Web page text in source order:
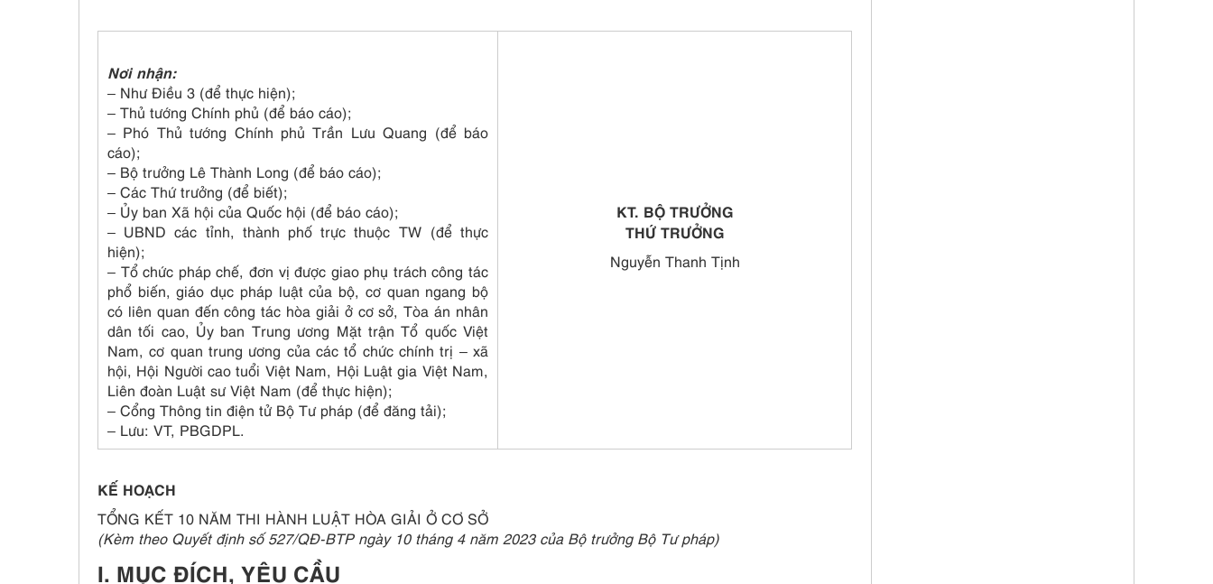
Nơi nhận:
– Như Điều 3 (để thực hiện);
– Thủ tướng Chính phủ (để báo cáo);
– Phó Thủ tướng Chính phủ Trần Lưu Quang (để báo
cáo);
– Bộ trưởng Lê Thành Long (để báo cáo);
– Các Thứ trưởng (để biết);
– Ủy ban Xã hội của Quốc hội (để báo cáo);
– UBND các tỉnh, thành phố trực thuộc TW (để thực
hiện);
– Tổ chức pháp chế, đơn vị được giao phụ trách công tác
phổ biến, giáo dục pháp luật của bộ, cơ quan ngang bộ
có liên quan đến công tác hòa giải ở cơ sở, Tòa án nhân
dân tối cao, Ủy ban Trung ương Mặt trận Tổ quốc Việt
Nam, cơ quan trung ương của các tổ chức chính trị – xã
hội, Hội Người cao tuổi Việt Nam, Hội Luật gia Việt Nam,
Liên đoàn Luật sư Việt Nam (để thực hiện);
– Cổng Thông tin điện tử Bộ Tư pháp (để đăng tải);
– Lưu: VT, PBGDPL.
KT. BỘ TRƯỞNG
THỨ TRƯỞNG
Nguyễn Thanh Tịnh
KẾ HOẠCH
TỔNG KẾT 10 NĂM THI HÀNH LUẬT HÒA GIẢI Ở CƠ SỞ
(Kèm theo Quyết định số 527/QĐ-BTP ngày 10 tháng 4 năm 2023 của Bộ trưởng Bộ Tư pháp)
I. MỤC ĐÍCH, YÊU CẦU